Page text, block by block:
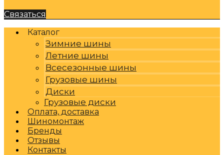
Связаться
Каталог
Зимние шины
Летние шины
Всесезонные шины
Грузовые шины
Диски
Грузовые диски
Оплата, доставка
Шиномонтаж
Бренды
Отзывы
Контакты